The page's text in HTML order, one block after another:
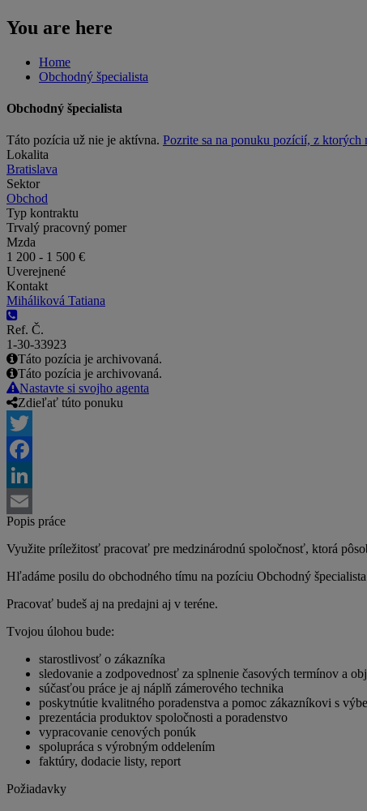
You are here
Home
Obchodný špecialista
Obchodný špecialista
Táto pozícia už nie je aktívna. Pozrite sa na ponuku pozícií, z ktorých
Lokalita
Bratislava
Sektor
Obchod
Typ kontraktu
Trvalý pracovný pomer
Mzda
1 200 - 1 500 €
Uverejnené
Kontakt
Miháliková Tatiana
Ref. Č.
1-30-33923
Táto pozícia je archivovaná.
Táto pozícia je archivovaná.
Nastavte si svojho agenta
Zdieľať túto ponuku
Twitter
Facebook
LinkedIn
Email
Popis práce
Využite príležitosť pracovať pre medzinárodnú spoločnosť, ktorá
Hľadáme posilu do obchodného tímu na pozíciu Obchodný
Pracovať budeš aj na predajni aj v teréne.
Tvojou úlohou bude:
starostlivosť o zákazníka
sledovanie a zodpovednosť za splnenie časových termínov a
súčasťou práce je aj náplň zámerového technika
poskytnútie kvalitného poradenstva a pomoc zákazníkovi s
prezentácia produktov spoločnosti a poradenstvo
vypracovanie cenových ponúk
spolupráca s výrobným oddelením
faktúry, dodacie listy, report
Požiadavky